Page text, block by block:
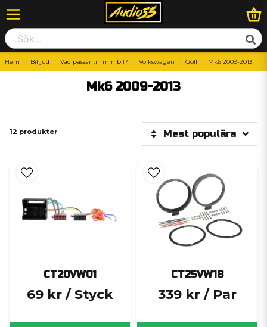
Hem Billjud Vad passar till min bil? Volkswagen Golf Mk6 2009-2013
Mk6 2009-2013
12 produkter Mest populära
CT20VW01
69 kr / Styck
CT25VW18
339 kr / Par